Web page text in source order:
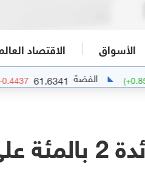
الأسواق الاقتصاد
الفضة 61.6341
-0.4437
-0.71%)
ما هي تداعيات رفع